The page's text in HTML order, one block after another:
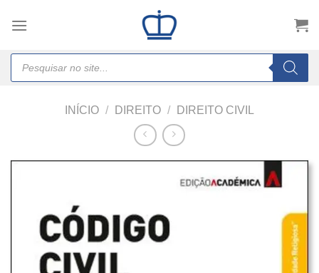
Products
search
INÍCIO / DIREITO / DIREITO CIVIL